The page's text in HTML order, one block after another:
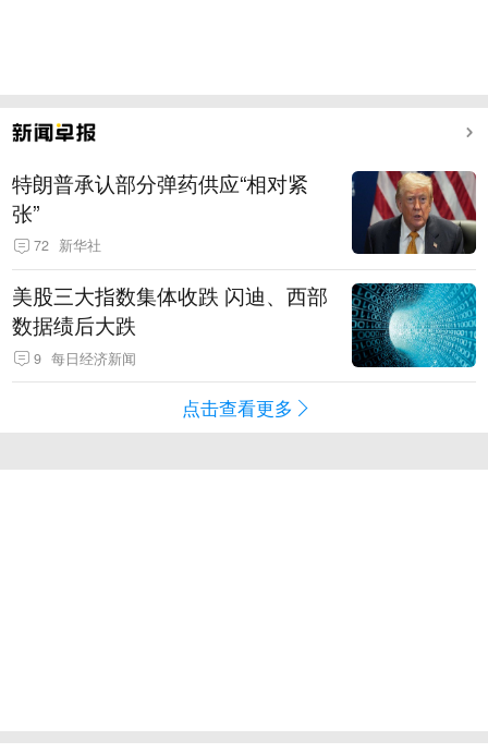
特朗普承认部分弹药供应“相对紧
张”
72 新华社
美股三大指数集体收跌 闪迪、西部
数据绩后大跌
9 每日经济新闻
点击查看更多